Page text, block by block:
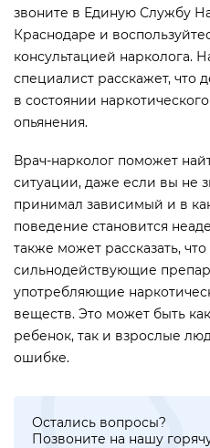
звоните в Единую Службу
Краснодаре и
консультацией нарколога.
специалист расскажет, что
в состоянии
опьянения.
Врач-нарколог поможет
ситуации, даже если вы не
принимал зависимый и в
поведение становится
также может рассказать,
сильнодействующие
употребляющие
веществ. Это может быть
ребенок, так и взрослые
ошибке.
Остались вопросы?
Позвоните на нашу